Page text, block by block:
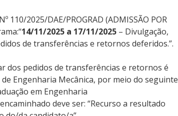
110/2025/DAE/PROGRAD (ADMISSÃO POR
14/11/2025 a 17/11/2025 – Divulgação,
de transferências e retornos deferidos.”.
pedidos de transferências e retornos é
Engenharia Mecânica, por meio do seguinte
em Engenharia
deve ser: “Recurso a resultado